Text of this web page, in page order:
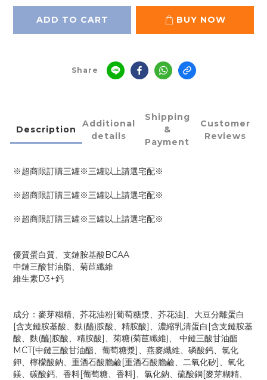
ADD TO CART BUY NOW
Share
Description
Additional
details
Shipping
&
Payment
Customer
Reviews
※超商限訂購三罐※三罐以上請選宅配※
※超商限訂購三罐※三罐以上請選宅配※
※超商限訂購三罐※三罐以上請選宅配※
優質蛋白質、支鏈胺基酸BCAA
中鏈三酸甘油脂、菊苣纖維
維生素D3+鈣
成分：麥芽糊精、芥花油粉[葡萄糖漿、芥花油]、大豆分離蛋白
[含支鏈胺基酸、麩(醯)胺酸、精胺酸]、濃縮乳清蛋白[含支鏈胺基
酸、麩(醯)胺酸、精胺酸]、菊糖(菊苣纖維)、 中鏈三酸甘油酯
MCT[中鏈三酸甘油酯、葡萄糖漿]、燕麥纖維、磷酸鈣、氯化
鉀、檸檬酸鈉、重酒石酸膽鹼[重酒石酸膽鹼、二氧化矽]、氧化
鎂、碳酸鈣、香料[葡萄糖、香料]、氯化鈉、硫酸銅[麥芽糊精、